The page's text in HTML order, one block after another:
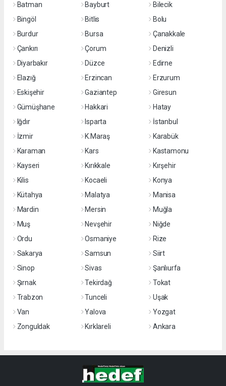
Batman
Bayburt
Bilecik
Bingöl
Bitlis
Bolu
Burdur
Bursa
Çanakkale
Çankırı
Çorum
Denizli
Diyarbakır
Düzce
Edirne
Elazığ
Erzincan
Erzurum
Eskişehir
Gaziantep
Giresun
Gümüşhane
Hakkari
Hatay
Iğdır
Isparta
İstanbul
İzmir
K.Maraş
Karabük
Karaman
Kars
Kastamonu
Kayseri
Kırıkkale
Kırşehir
Kilis
Kocaeli
Konya
Kütahya
Malatya
Manisa
Mardin
Mersin
Muğla
Muş
Nevşehir
Niğde
Ordu
Osmaniye
Rize
Sakarya
Samsun
Siirt
Sinop
Sivas
Şanlıurfa
Şırnak
Tekirdağ
Tokat
Trabzon
Tunceli
Uşak
Van
Yalova
Yozgat
Zonguldak
Kırklareli Ankara